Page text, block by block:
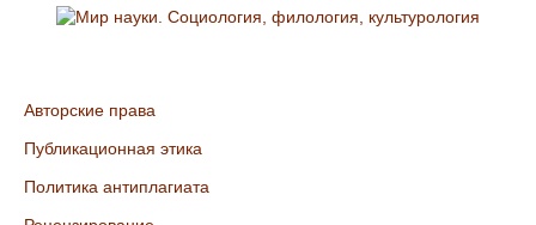
Авторские права
Публикационная этика
Политика антиплагиата